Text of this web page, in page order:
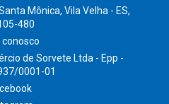
Mônica, Vila Velha - ES,
480
conosco
de Sorvete Ltda - Epp -
0001-01